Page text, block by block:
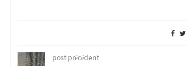
post précédent